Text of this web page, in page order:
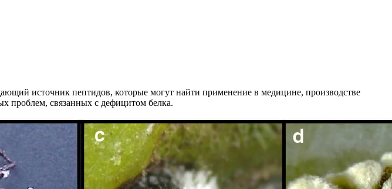
источник пептидов, которые могут найти применение в медицине, производстве
проблем, связанных с дефицитом белка.